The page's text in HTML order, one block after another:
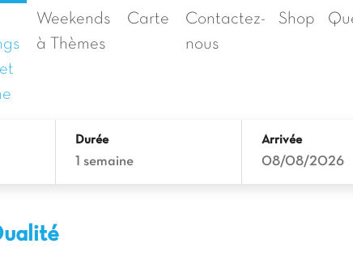
Weekends
à Thèmes
Carte
Contactez-
nous
Shop
Durée
1 semaine
Arrivée
08/08/2026